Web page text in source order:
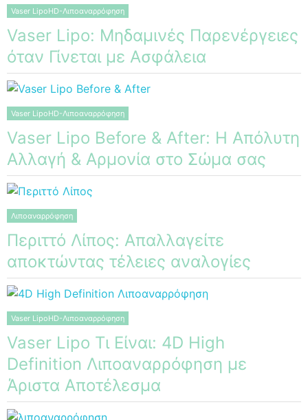
Vaser LipoHD-Λιποαναρρόφηση
Vaser Lipo: Μηδαμινές Παρενέργειες
όταν Γίνεται με Ασφάλεια
Vaser LipoHD-Λιποαναρρόφηση
Vaser Lipo Before & After: Η Απόλυτη
Αλλαγή & Αρμονία στο Σώμα σας
Λιποαναρρόφηση
Περιττό Λίπος: Απαλλαγείτε
αποκτώντας τέλειες αναλογίες
Vaser LipoHD-Λιποαναρρόφηση
Vaser Lipo Τι Είναι: 4D High
Definition Λιποαναρρόφηση με
Άριστα Αποτέλεσμα